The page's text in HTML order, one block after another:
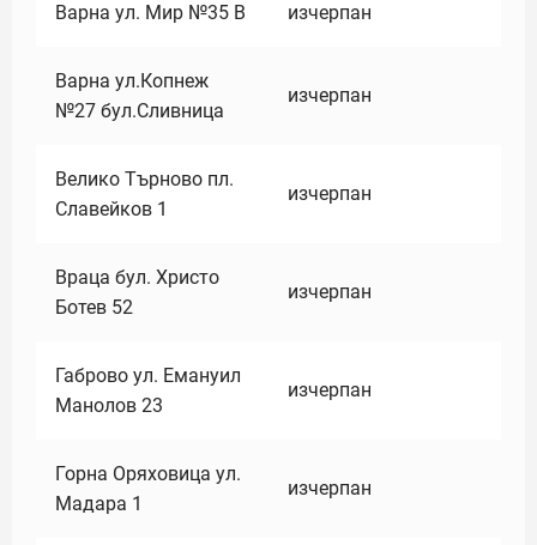
Варна ул. Мир №35 В изчерпан
Варна ул.Копнеж
№27 бул.Сливница
изчерпан
Велико Търново пл.
Славейков 1
изчерпан
Враца бул. Христо
Ботев 52
изчерпан
Габрово ул. Емануил
Манолов 23
изчерпан
Горна Оряховица ул.
Мадара 1
изчерпан